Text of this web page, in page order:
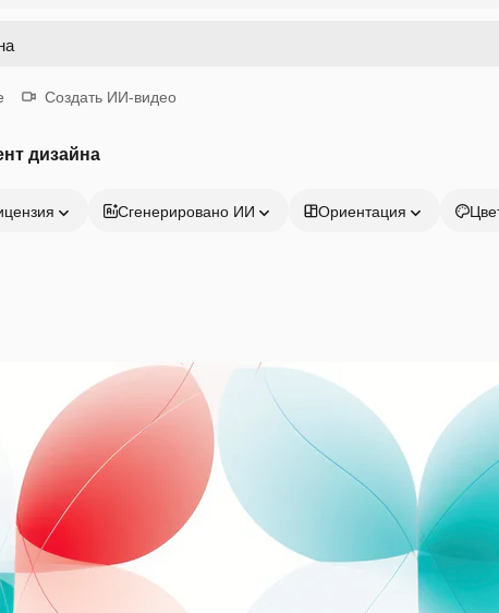
Создать ИИ-видео
дизайна
Сгенерировано ИИ Ориентация
для создания
работ. Более 1 миллиона
креаторов,
и студий.
Продукция
Spaces
ИИ-помощник
Начать
Academy
Документация по
Пакету ИИ
Служба